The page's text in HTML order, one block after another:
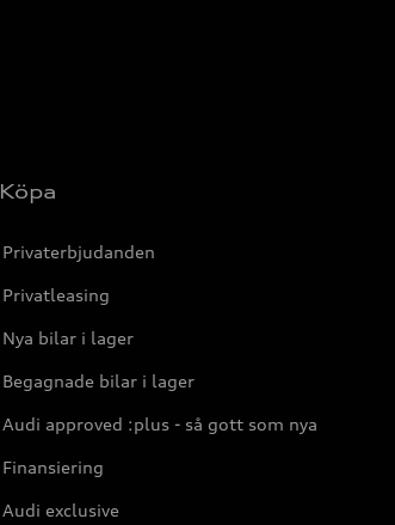
Köpa
Privaterbjudanden
Privatleasing
Nya bilar i lager
Begagnade bilar i lager
Audi approved :plus - så gott som nya
Finansiering
Audi exclusive